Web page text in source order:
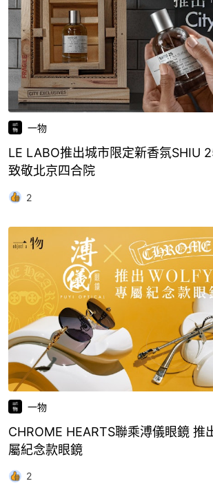
一物
LE LABO推出城市限定新香氛SHIU
致敬北京四合院
2
一物
CHROME HEARTS聯乘溥儀眼鏡 推
屬紀念款眼鏡
2